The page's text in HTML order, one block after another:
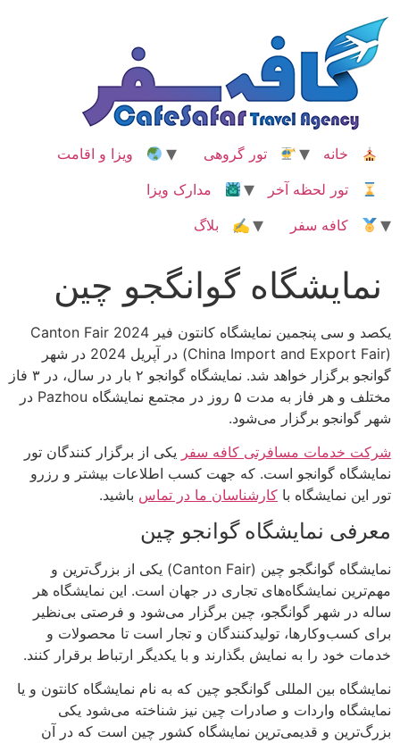
محتوا
خانه تور گروهی
ویزا و اقامت
تور لحظه آخر
مدارک ویزا
کافه سفر
✍ بلاگ
نمایشگاه گوانگجو چین
یکصد و سی پنجمین نمایشگاه کانتون فیر Canton Fair 2024
(China Import and Export Fair) در آپریل 2024 در شهر
گوانجو برگزار خواهد شد. نمایشگاه گوانجو ۲ بار در سال، در ۳ فاز
مختلف و هر فاز به مدت ۵ روز در مجتمع نمایشگاه Pazhou در
شهر گوانجو برگزار می‌شود.
شرکت خدمات مسافرتی کافه سفر یکی از برگزار کنندگان تور
نمایشگاه گوانجو است. که جهت کسب اطلاعات بیشتر و رزرو
تور این نمایشگاه با کارشناسان ما در تماس باشید.
معرفی نمایشگاه گوانجو چین
نمایشگاه گوانگجو چین (Canton Fair) یکی از بزرگ‌ترین و
مهم‌ترین نمایشگاه‌های تجاری در جهان است. این نمایشگاه هر
ساله در شهر گوانگجو، چین برگزار می‌شود و فرصتی بی‌نظیر
برای کسب‌وکارها، تولیدکنندگان و تجار است تا محصولات و
خدمات خود را به نمایش بگذارند و با یکدیگر ارتباط برقرار کنند.
نمایشگاه بین المللی گوانگجو چین که به نام نمایشگاه کانتون و یا
نمایشگاه واردات و صادرات چین نیز شناخته می‌شود یکی
بزرگ‌ترین و قدیمی‌ترین نمایشگاه کشور چین است که در آن